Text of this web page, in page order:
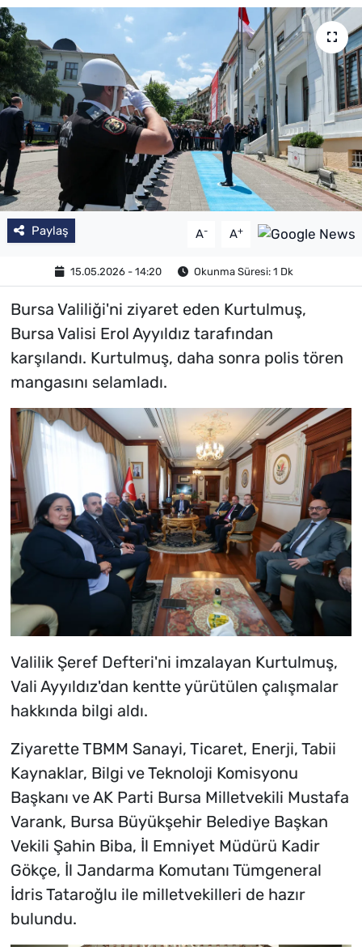
Paylaş A- A+
15.05.2026 - 14:20 Okunma Süresi: 1 Dk
Bursa Valiliği'ni ziyaret eden Kurtulmuş,
Bursa Valisi Erol Ayyıldız tarafından
karşılandı. Kurtulmuş, daha sonra polis tören
mangasını selamladı.
Valilik Şeref Defteri'ni imzalayan Kurtulmuş,
Vali Ayyıldız'dan kentte yürütülen çalışmalar
hakkında bilgi aldı.
Ziyarette TBMM Sanayi, Ticaret, Enerji, Tabii
Kaynaklar, Bilgi ve Teknoloji Komisyonu
Başkanı ve AK Parti Bursa Milletvekili Mustafa
Varank, Bursa Büyükşehir Belediye Başkan
Vekili Şahin Biba, İl Emniyet Müdürü Kadir
Gökçe, İl Jandarma Komutanı Tümgeneral
İdris Tataroğlu ile milletvekilleri de hazır
bulundu.